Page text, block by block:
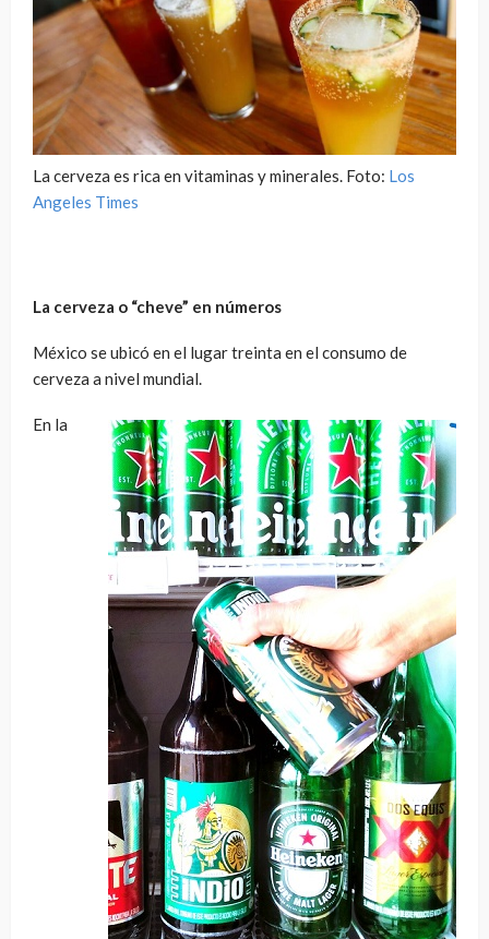
La cerveza es rica en vitaminas y minerales. Foto: Los
Angeles Times
La cerveza o “cheve” en números
México se ubicó en el lugar treinta en el consumo de
cerveza a nivel mundial.
En la